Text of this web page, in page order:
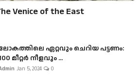
Venice of the East
ഏറ്റവും ചെറിയ പട്ടണം:
മീറ്റർ നീളവും ...
Jan 5, 2024 0